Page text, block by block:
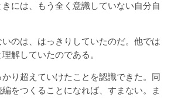
には、もう全く意識していない自分自
のは、はっきりしていたのだ。他では
解していたのである。
り超えていけたことを認識できた。同
をつくることになれば、すまない。ま